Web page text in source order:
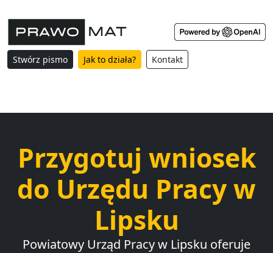
Stwórz pismo Jak to działa? Kontakt
Przygotuj wniosek
do Urzędu Pracy w
Lipsku
Powiatowy Urząd Pracy w Lipsku oferuje